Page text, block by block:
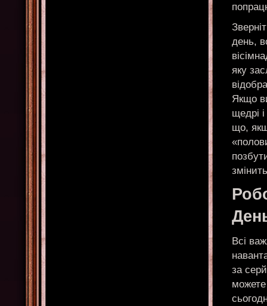
день,
яку
Якщо
щедрі
що,
Всі
за
можете